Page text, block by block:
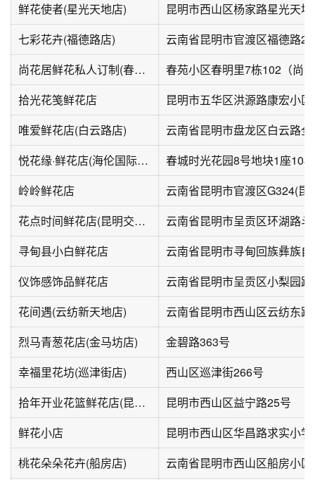
鲜花使者(星光天地店)
昆明市西山区杨家路星光天地
七彩花卉(福德路店)
云南省昆明市官渡区福德路
尚花居鲜花私人订制(春苑小区店)
春苑小区春明里7栋102（尚
拾光花笺鲜花店
昆明市五华区洪源路康宏小区
唯爱鲜花店(白云路店)
悦花缘·鲜花店(海伦国际店)
春城时光花园8号地块1座108
岭岭鲜花店
云南省昆明市官渡区G324(昆
花点时间鲜花店(昆明交易中心)
寻甸县小白鲜花店
云南省昆明市寻甸回族彝族
仪饰感饰品鲜花店
花间遇(云纺新天地店)
云南省昆明市西山区云纺东
烈马青葱花店(金马坊店)
金碧路363号
幸福里花坊(巡津街店)
西山区巡津街266号
拾年开业花篮鲜花店(昆明大悦城店)
昆明市西山区益宁路25号
鲜花小店
昆明市西山区华昌路求实小
桃花朵朵花卉(船房店)